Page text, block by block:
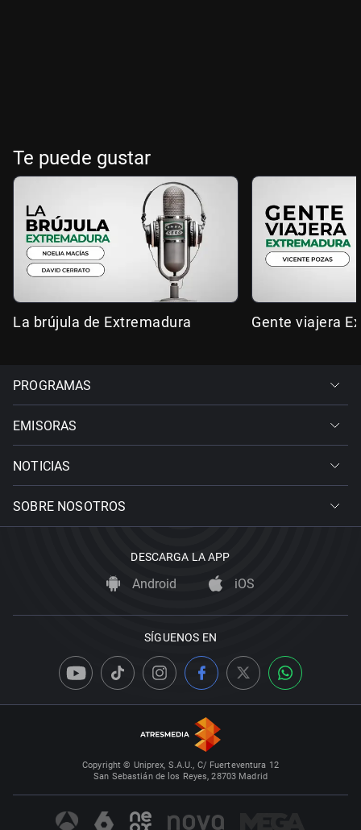
Te puede gustar
La brújula de Extremadura Gente viajera
PROGRAMAS
EMISORAS
NOTICIAS
SOBRE NOSOTROS
DESCARGA LA APP
Android iOS
SÍGUENOS EN
Copyright © Uniprex, S.A.U., C/ Fuerteventura 12
San Sebastián de los Reyes, 28703 Madrid